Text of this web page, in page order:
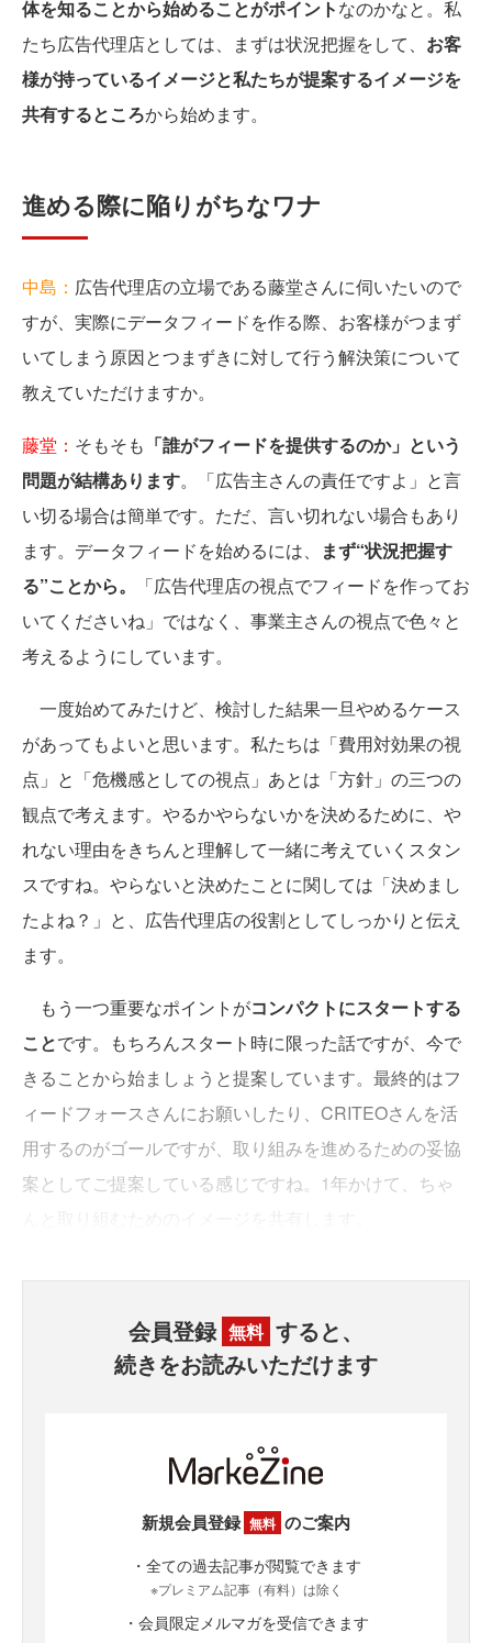
体を知ることから始めることがポイントなのかなと。私
たち広告代理店としては、まずは状況把握をして、 お客
様が持っているイメージと私たちが提案するイメージを
共有するところから始めます。
進める際に陥りがちなワナ
中島： 広告代理店の立場である藤堂さんに伺いたいので
すが、実際にデータフィードを作る際、お客様がつまず
いてしまう原因とつまずきに対して行う解決策について
教えていただけますか。
藤堂： そもそも 「誰がフィードを提供するのか」という
問題が結構あります。「広告主さんの責任ですよ」と言
い切る場合は簡単です。ただ、言い切れない場合もあり
ます。データフィードを始めるには、
まず“状況把握す
る”ことから。
「広告代理店の視点でフィードを作ってお
いてくださいね」ではなく、事業主さんの視点で色々と
考えるようにしています。
一度始めてみたけど、検討した結果一旦やめるケース
があってもよいと思います。私たちは「費用対効果の視
点」と「危機感としての視点」あとは「方針」の三つの
観点で考えます。やるかやらないかを決めるために、や
れない理由をきちんと理解して一緒に考えていくスタン
スですね。やらないと決めたことに関しては「決めまし
たよね？」と、広告代理店の役割としてしっかりと伝え
ます。
もう一つ重要なポイントがコンパクトにスタートする
ことです。もちろんスタート時に限った話ですが、今で
きることから始ましょうと提案しています。最終的はフ
ィードフォースさんにお願いしたり、CRITEOさんを活
用するのがゴールですが、取り組みを進めるための妥協
案としてご提案している感じですね。1年かけて、ちゃ
会員登録 無料 すると、
続きをお読みいただけます
新規会員登録 無料 のご案内
・全ての過去記事が閲覧できます
※プレミアム記事（有料）は除く
・会員限定メルマガを受信できます